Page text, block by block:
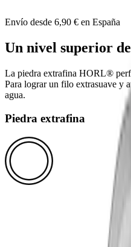
Envío desde 6,90 € en España
Un nivel superior
La piedra extrafina HORL®
Para lograr un filo extrasuave y
agua.
Piedra extrafina